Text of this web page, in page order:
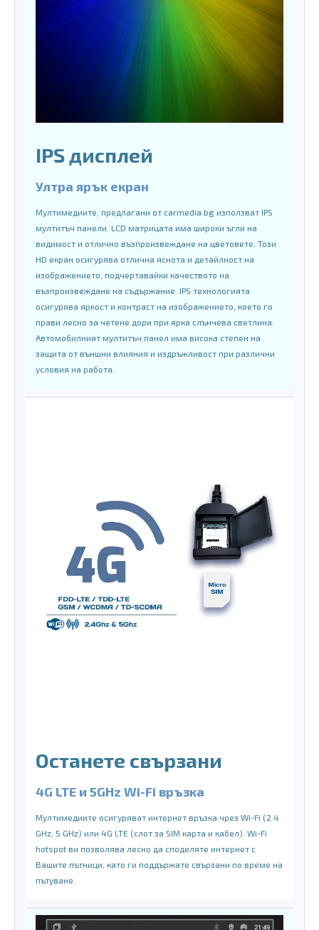
IPS дисплей
Ултра ярък екран
Мултимедиите, предлагани от carmedia.bg използват IPS
мултитъч панели. LCD матрицата има широки ъгли на
видимост и отлично възпроизвеждане на цветовете. Този
HD екран осигурява отлична яснота и детайлност на
изображението, подчертавайки качеството на
възпроизвеждане на съдържание. IPS технологията
осигурява яркост и контраст на изображението, което го
прави лесно за четене дори при ярка слънчева светлина.
Автомобилният мултитъч панел има висока степен на
защита от външни влияния и издръжливост при различни
условия на работа.
Останете свързани
4G LTE и 5GHz Wi-Fi връзка
Мултимедиите осигуряват интернет връзка чрез Wi-Fi (2.4
GHz, 5 GHz) или 4G LTE (слот за SIM карта и кабел). Wi-Fi
hotspot ви позволява лесно да споделяте интернет с
Вашите пътници, като ги поддържате свързани по време на
пътуване.